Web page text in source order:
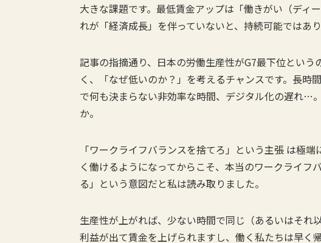
大きな課題です。最低賃金アップは「働きがい（ディ
れが「経済成長」を伴っていないと、持続可能ではあり
記事の指摘通り、日本の労働生産性がG7最下位とい
く、「なぜ低いのか？」を考えるチャンスです。長時
で何も決まらない非効率な時間、デジタル化の遅れ…
か。
「ワークライフバランスを捨てろ」という主張 は極
く働けるようになってからこそ、本当のワークライフ
る」という意図だと私は読み取りました。
生産性が上がれば、少ない時間で同じ（あるいはそれ
利益が出て賃金を上げられますし、働く私たちは早く